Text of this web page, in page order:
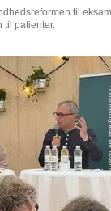
til
til patienter.